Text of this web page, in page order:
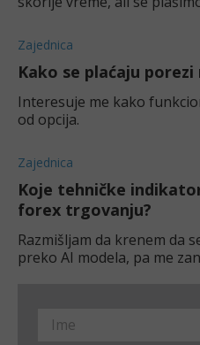
veze ili ne?
Zajednica
Kako se plaćaju porezi
Interesuje me kako
od opcija.
Zajednica
Koje tehničke
forex trgovanju?
Razmišljam da krenem da
preko AI modela, pa me